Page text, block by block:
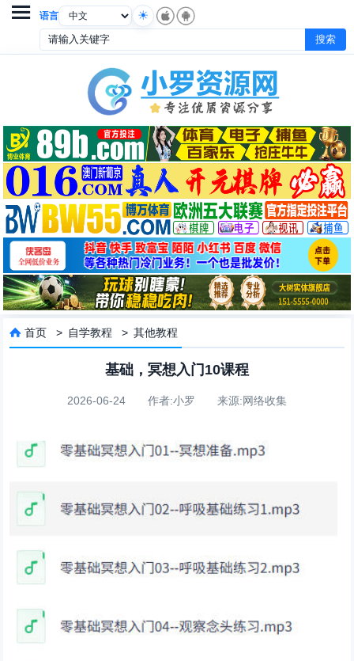
语言

 首页 > 自学教程 >其他教程
基础，冥想入门10课程
2026-06-24 作者:小罗 来源:网络收集